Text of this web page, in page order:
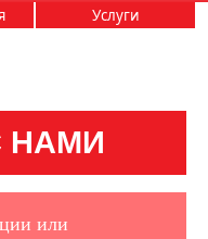
Услуги
НАМИ
или